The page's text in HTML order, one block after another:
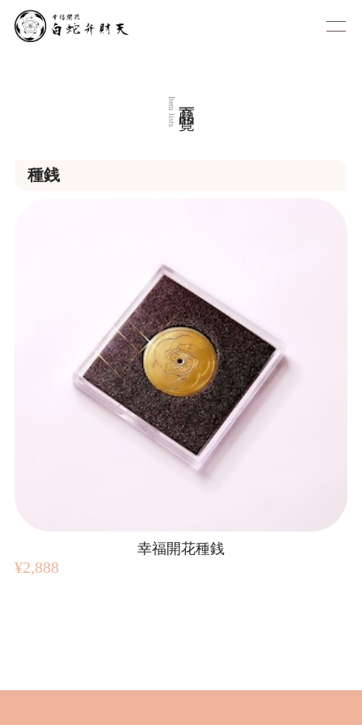
Item lists
種銭
幸福開花種銭
¥2,888